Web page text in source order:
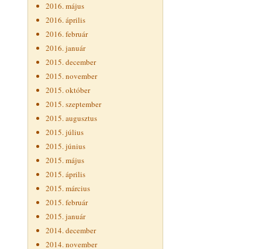
2016. május
2016. április
2016. február
2016. január
2015. december
2015. november
2015. október
2015. szeptember
2015. augusztus
2015. július
2015. június
2015. május
2015. április
2015. március
2015. február
2015. január
2014. december
2014. november